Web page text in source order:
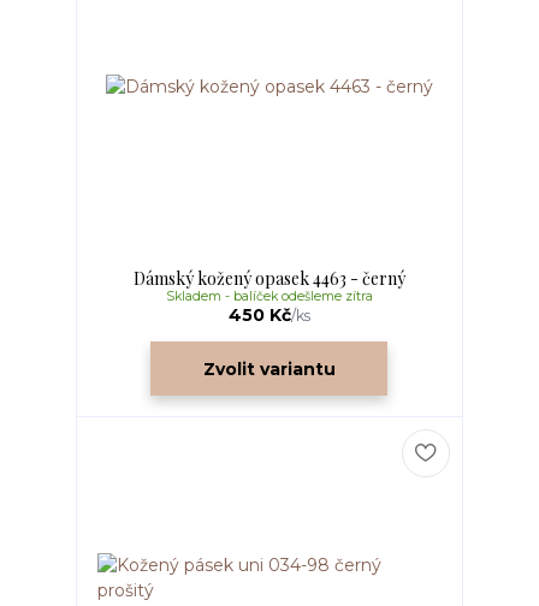
Dámský kožený opasek 4463 - černý
450 Kč/ks
Skladem - balíček odešleme zítra
Zvolit variantu